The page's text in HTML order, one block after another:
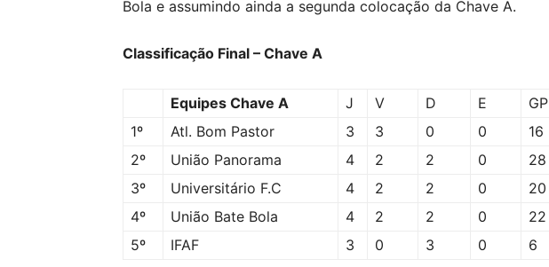
Bola e assumindo ainda a segunda colocação da Chave A.
Classificação Final – Chave A
Equipes Chave A J V D E GP
1º
Atl. Bom Pastor 3 3 0 0 16
2º
União Panorama 4 2 2 0 28
3º
Universitário F.C 4 2 2 0 20
4º
União Bate Bola 4 2 2 0 22
5º
IFAF 3 0 3 0 6